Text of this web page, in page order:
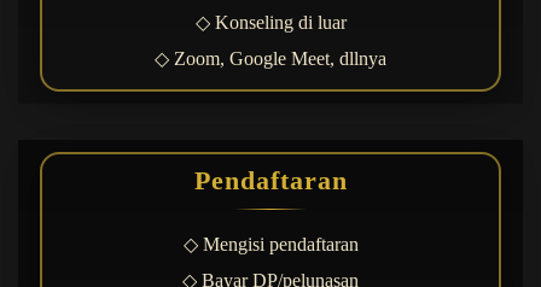
◇ Konseling di luar
◇ Zoom, Google Meet, dllnya
Pendaftaran
◇ Mengisi pendaftaran
◇ Bayar DP/pelunasan